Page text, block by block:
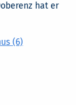
hat er
(6)